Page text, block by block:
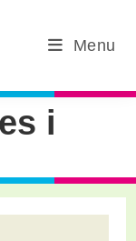
Menu
i